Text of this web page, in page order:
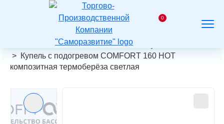
На
главную
0
ПоискМеню
Каталог
Композитные купели
Купель с подогревом COMFORT 160 HOT
композитная термоберёза светлая
Предыдущий слайд